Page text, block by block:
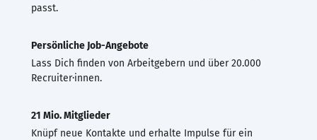
passt.
Persönliche Job-Angebote
Lass Dich finden von Arbeitgebern und über 20.000
Recruiter·innen.
21 Mio. Mitglieder
Knüpf neue Kontakte und erhalte Impulse für ein